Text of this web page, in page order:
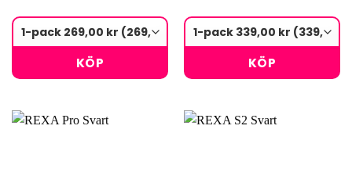
KÖP KÖP